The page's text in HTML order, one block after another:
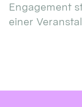
Engagement
einer